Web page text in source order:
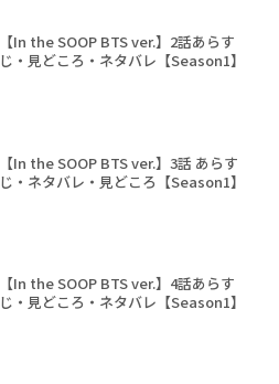
【In the SOOP BTS ver.】2話あらす
じ・見どころ・ネタバレ【Season1】
【In the SOOP BTS ver.】3話 あらす
じ・ネタバレ・見どころ【Season1】
【In the SOOP BTS ver.】4話あらす
じ・見どころ・ネタバレ【Season1】